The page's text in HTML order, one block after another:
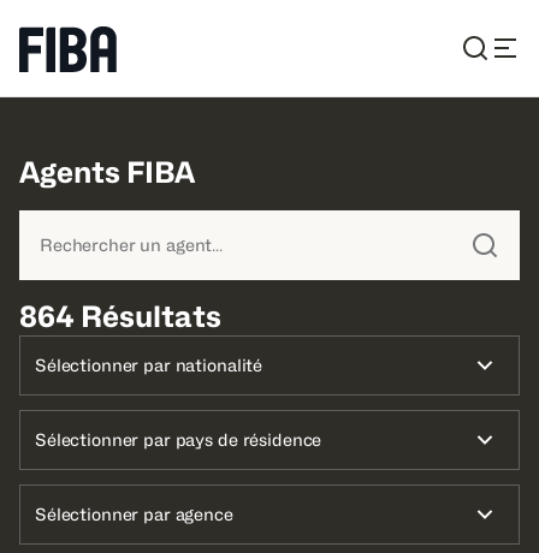
Agents FIBA
Sélectionner par nationalité
Sélectionner par pays de résidence
Sélectionner par agence
864 Résultats